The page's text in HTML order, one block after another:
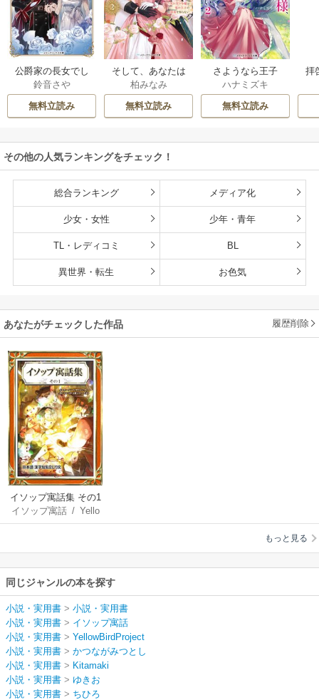
公爵家の長女でし
た
鈴音さや
無料立読み
そして、あなたは
私を捨てる
柏みなみ
無料立読み
さようなら王子
様、どうか私のこ
とは忘れてくださ
い
ハナミズキ
無料立読み
拝
その他の人気ランキングをチェック！
総合ランキング メディア化
少女・女性 少年・青年
TL・レディコミ BL
異世界・転生 お色気
あなたがチェックした作品 履歴削除
イソップ寓話集 その1
日本語・漢字仮名交
じり文
イソップ寓話/ Yello
wBirdProject/かつ
maki/ゆきお/ちひ
ろ/フクナガリョウ
コ/野嵜貴子/かわ
のまほ/ナナホシ
もっと見る
同じジャンルの本を探す
小説・実用書 > 小説・実用書
小説・実用書 > イソップ寓話
小説・実用書 > YellowBirdProject
小説・実用書 > かつながみつとし
小説・実用書 > Kitamaki
小説・実用書 > ゆきお
小説・実用書 > ちひろ